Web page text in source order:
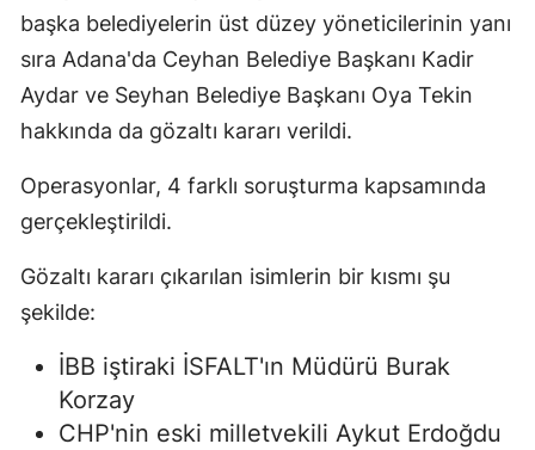
başka belediyelerin üst düzey yöneticilerinin yanı
sıra Adana'da Ceyhan Belediye Başkanı Kadir
Aydar ve Seyhan Belediye Başkanı Oya Tekin
hakkında da gözaltı kararı verildi.
Operasyonlar, 4 farklı soruşturma kapsamında
gerçekleştirildi.
Gözaltı kararı çıkarılan isimlerin bir kısmı şu
şekilde:
İBB iştiraki İSFALT'ın Müdürü Burak
Korzay
CHP'nin eski milletvekili Aykut Erdoğdu